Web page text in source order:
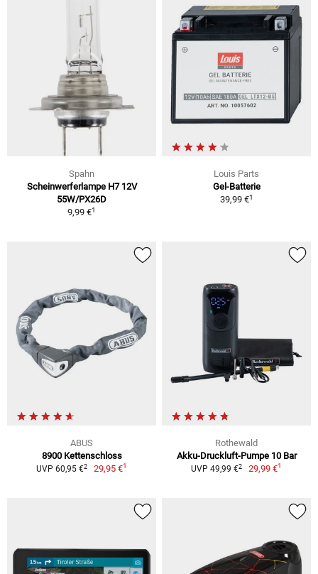
Spahn
Scheinwerferlampe H7 12V
55W/PX26D
9,99 €1
Louis Parts
Gel-Batterie
39,99 €1
ABUS
8900 Kettenschloss
UVP 60,95 €2 29,95 €1
Rothewald
Akku-Druckluft-Pumpe 10 Bar
UVP 49,99 €2 29,99 €1